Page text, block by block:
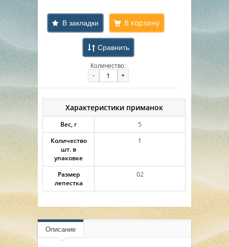
В закладки
Сравнить
Количество:
-
+
Характеристики приманок
Вес, г
5
Количество
шт. в
упаковке
1
Размер
лепестка
02
Описание